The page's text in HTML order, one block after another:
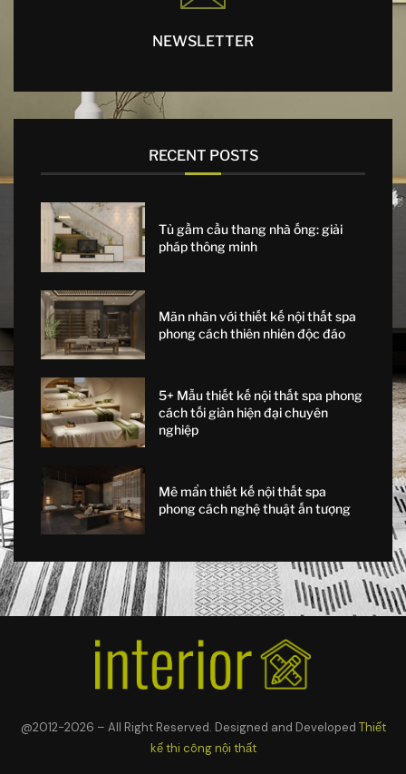
NEWSLETTER
RECENT POSTS
Tủ gầm cầu thang nhà ống: giải
pháp thông minh
Mãn nhãn với thiết kế nội thất spa
phong cách thiên nhiên độc đáo
5+ Mẫu thiết kế nội thất spa phong
cách tối giản hiện đại chuyên
nghiệp
Mê mẩn thiết kế nội thất spa
phong cách nghệ thuật ấn tượng
@2012-2026 – All Right Reserved. Designed and Developed Thiết
kế thi công nội thất